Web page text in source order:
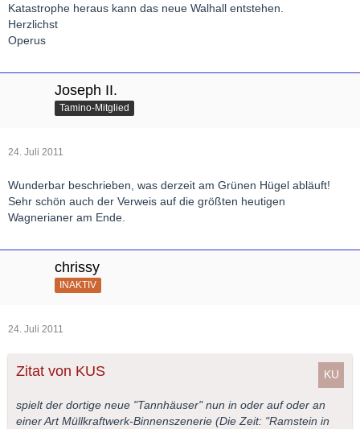
Katastrophe heraus kann das neue Walhall entstehen.
Herzlichst
Operus
Joseph II.
Tamino-Mitglied
24. Juli 2011
Wunderbar beschrieben, was derzeit am Grünen Hügel abläuft!
Sehr schön auch der Verweis auf die größten heutigen
Wagnerianer am Ende.
chrissy
INAKTIV
24. Juli 2011
Zitat von KUS
spielt der dortige neue "Tannhäuser" nun in oder auf oder an
einer Art Müllkraftwerk-Binnenszenerie (Die Zeit: "Ramstein in